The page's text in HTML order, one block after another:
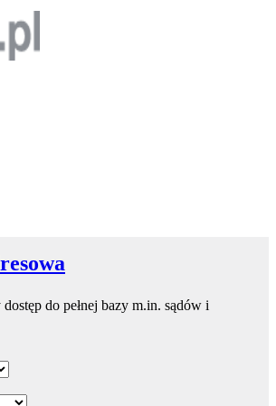
do pełnej bazy m.in. sądów i